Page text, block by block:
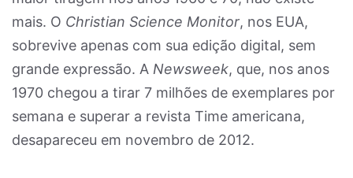
mais. O Christian Science Monitor, nos EUA,
sobrevive apenas com sua edição digital, sem
grande expressão. A Newsweek, que, nos anos
1970 chegou a tirar 7 milhões de exemplares por
semana e superar a revista Time americana,
desapareceu em novembro de 2012.